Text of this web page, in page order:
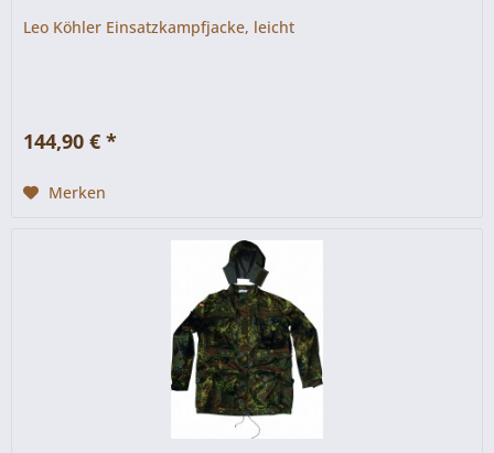
Leo Köhler Einsatzkampfjacke, leicht
144,90 € *
Merken